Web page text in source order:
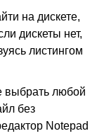
на дискете,
дискеты нет,
листингом
выбрать любой
без
Notepad